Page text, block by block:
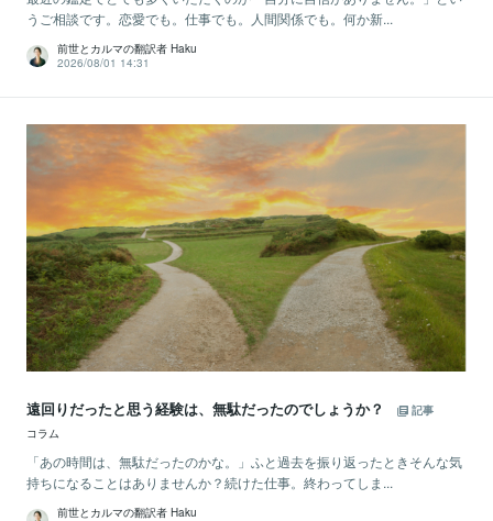
うご相談です。恋愛でも。仕事でも。人間関係でも。何か新...
前世とカルマの翻訳者 Haku
2026/08/01 14:31
遠回りだったと思う経験は、無駄だったのでしょうか？
記事
コラム
「あの時間は、無駄だったのかな。」ふと過去を振り返ったときそんな気
持ちになることはありませんか？続けた仕事。終わってしま...
前世とカルマの翻訳者 Haku